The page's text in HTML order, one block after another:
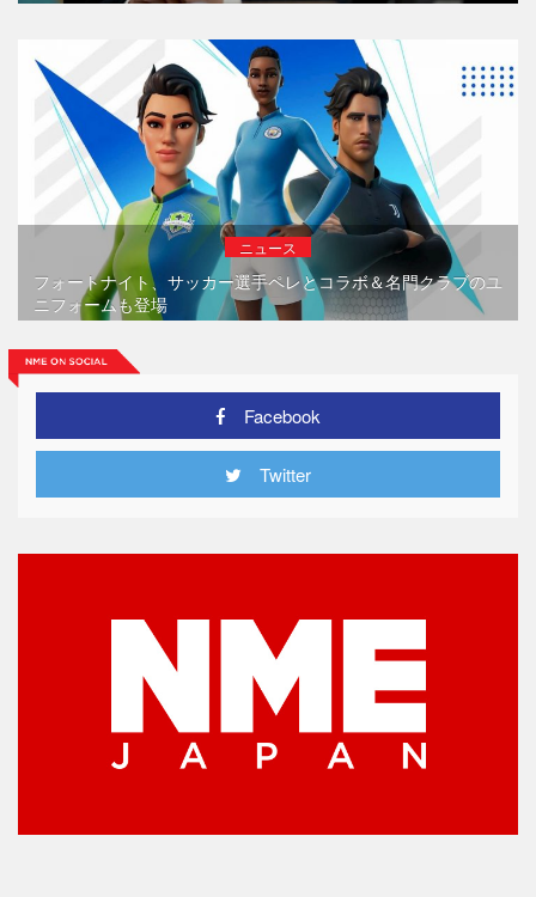
ニュース
フォートナイト、サッカー選手ペレとコラボ＆名門クラブのユ
ニフォームも登場
Facebook
Twitter